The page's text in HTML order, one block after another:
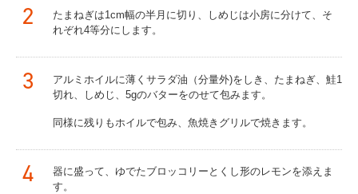
2
たまねぎは1cm幅の半月に切り、しめじは小房に分けて、そ
れぞれ4等分にします。
3
アルミホイルに薄くサラダ油（分量外)をしき、たまねぎ、鮭1
切れ、しめじ、5gのバターをのせて包みます。
同様に残りもホイルで包み、魚焼きグリルで焼きます。
4
器に盛って、ゆでたブロッコリーとくし形のレモンを添えま
す。